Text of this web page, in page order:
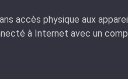
accès physique aux
à Internet avec un